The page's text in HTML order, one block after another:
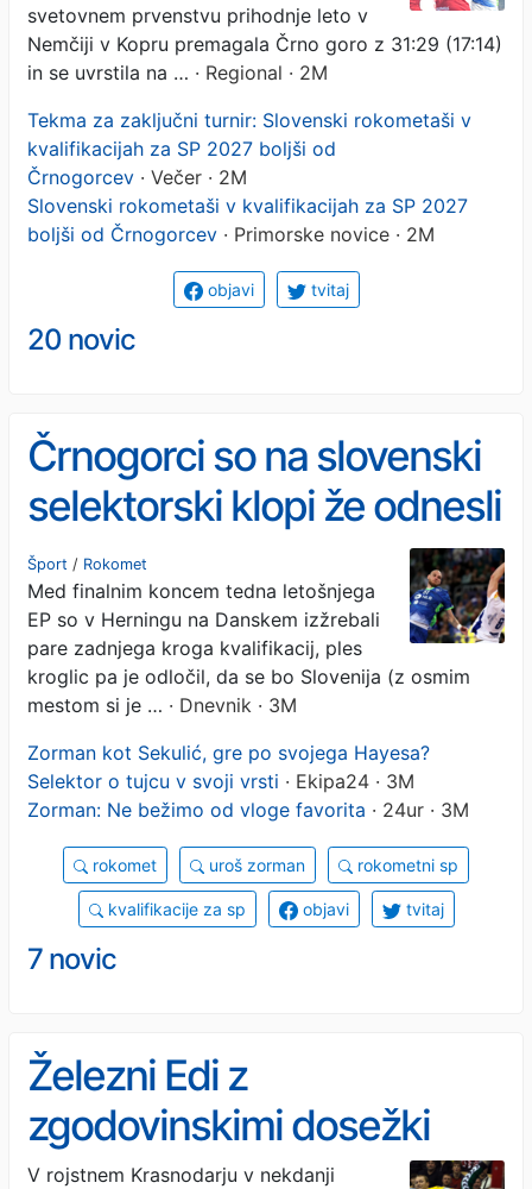
svetovnem prvenstvu prihodnje leto v
Nemčiji v Kopru premagala Črno goro z 31:29 (17:14)
in se uvrstila na … · Regional · 2M
Tekma za zaključni turnir: Slovenski rokometaši v
kvalifikacijah za SP 2027 boljši od
Črnogorcev · Večer · 2M
Slovenski rokometaši v kvalifikacijah za SP 2027
boljši od Črnogorcev · Primorske novice · 2M
objavi tvitaj
20 novic
Črnogorci so na slovenski
selektorski klopi že odnesli
Ljubomirja Vranješa
Šport / Rokomet
Med finalnim koncem tedna letošnjega
EP so v Herningu na Danskem izžrebali
pare zadnjega kroga kvalifikacij, ples
kroglic pa je odločil, da se bo Slovenija (z osmim
mestom si je … · Dnevnik · 3M
Zorman kot Sekulić, gre po svojega Hayesa?
Selektor o tujcu v svoji vrsti · Ekipa24 · 3M
Zorman: Ne bežimo od vloge favorita · 24ur · 3M
rokomet uroš zorman rokometni sp
kvalifikacije za sp objavi tvitaj
7 novic
Železni Edi z
zgodovinskimi dosežki
V rojstnem Krasnodarju v nekdanji